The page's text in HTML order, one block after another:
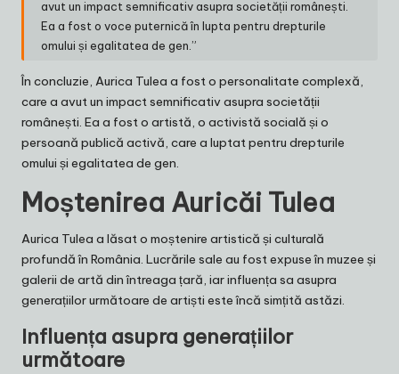
avut un impact semnificativ asupra societății românești.
Ea a fost o voce puternică în lupta pentru drepturile
omului și egalitatea de gen.”
În concluzie, Aurica Tulea a fost o personalitate complexă,
care a avut un impact semnificativ asupra societății
românești. Ea a fost o artistă, o activistă socială și o
persoană publică activă, care a luptat pentru drepturile
omului și egalitatea de gen.
Moștenirea Auricăi Tulea
Aurica Tulea a lăsat o moștenire artistică și culturală
profundă în România. Lucrările sale au fost expuse în muzee și
galerii de artă din întreaga țară, iar influența sa asupra
generațiilor următoare de artiști este încă simțită astăzi.
Influența asupra generațiilor
următoare